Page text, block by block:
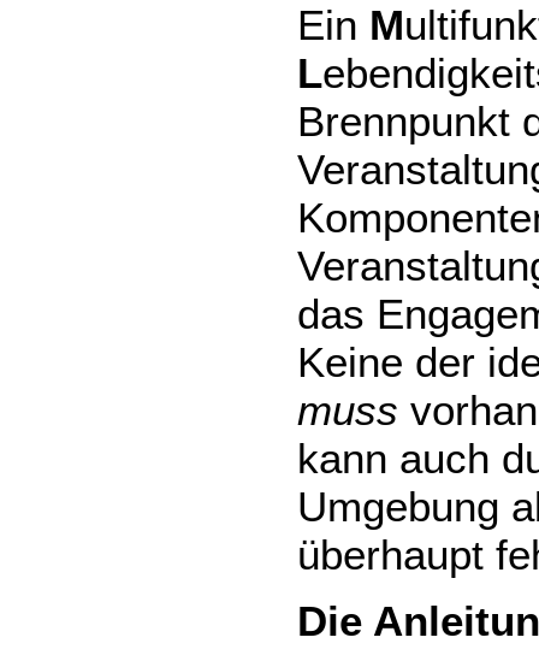
Ein M
L
Brennpunkt
das
Keine der
muss
kann auch
Umgebung
überhaupt
Die